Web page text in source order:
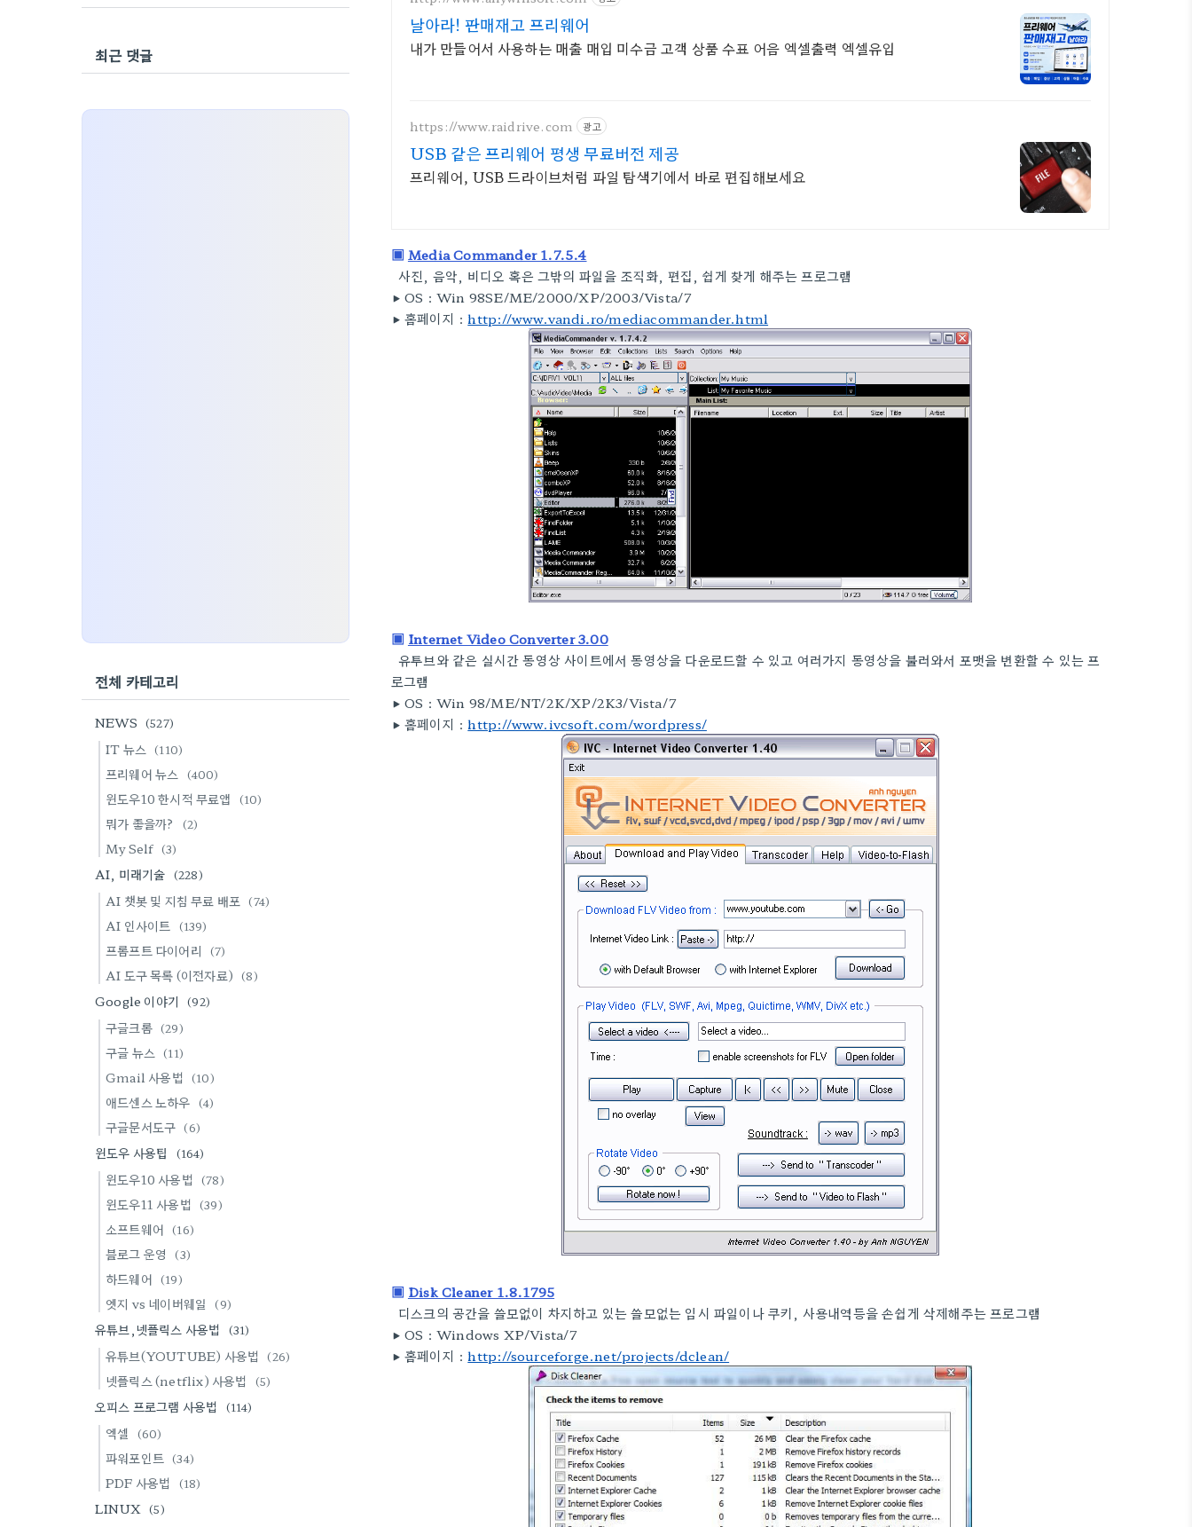
날아라! 판매재고 프리웨어
내가 만들어서 사용하는 매출 매입 미수금 고객 상품 수표 어음 엑셀출력 엑셀유입
https://www.raidrive.com 광고
USB 같은 프리웨어 평생 무료버전 제공
프리웨어, USB 드라이브처럼 파일 탐색기에서 바로 편집해보세요
▣ Media Commander 1.7.5.4
사진, 음악, 비디오 혹은 그밖의 파일을 조직화, 편집, 쉽게 찾게 해주는 프로그램
▶ OS : Win 98SE/ME/2000/XP/2003/Vista/7
▶ 홈페이지 :http://www.vandi.ro/mediacommander.html
▣ Internet Video Converter 3.00
유투브와 같은 실시간 동영상 사이트에서 동영상을 다운로드할 수 있고 여러가지 동영상을 불러와서 포맷을 변환할 수 있는 프
로그램
▶ OS : Win 98/ME/NT/2K/XP/2K3/Vista/7
▶ 홈페이지 :http://www.ivcsoft.com/wordpress/
▣ Disk Cleaner 1.8.1795
디스크의 공간을 쓸모없이 차지하고 있는 쓸모없는 임시 파일이나 쿠키, 사용내역등을 손쉽게 삭제해주는 프로그램
▶ OS : Windows XP/Vista/7
▶ 홈페이지 :http://sourceforge.net/projects/dclean/
최근 댓글
전체 카테고리
NEWS (527)
IT 뉴스 (110)
프리웨어 뉴스 (400)
윈도우10 한시적 무료앱 (10)
뭐가 좋을까? (2)
My Self (3)
AI, 미래기술 (228)
AI 챗봇 및 지침 무료 배포 (74)
AI 인사이트 (139)
프롬프트 다이어리 (7)
AI 도구 목록 (이전자료) (8)
Google 이야기 (92)
구글크롬 (29)
구글 뉴스 (11)
Gmail 사용법 (10)
애드센스 노하우 (4)
구글문서도구 (6)
윈도우 사용팁 (164)
윈도우10 사용법 (78)
윈도우11 사용법 (39)
소프트웨어 (16)
블로그 운영 (3)
하드웨어 (19)
엣지 vs 네이버웨일 (9)
유튜브,넷플릭스 사용법 (31)
유튜브(YOUTUBE) 사용법 (26)
넷플릭스 (netflix) 사용법 (5)
오피스 프로그램 사용법 (114)
엑셀 (60)
파워포인트 (34)
PDF 사용법 (18)
LINUX (5)